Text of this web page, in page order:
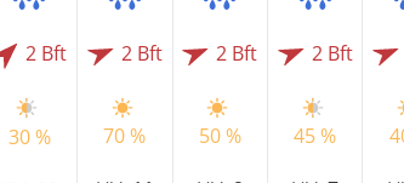
2 Bft
30 %
2 Bft
70 %
2 Bft
50 %
2 Bft
45 %